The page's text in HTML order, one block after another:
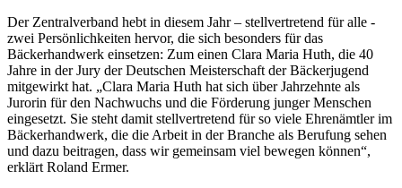
Der Zentralverband hebt in diesem Jahr – stellvertretend für alle -
zwei Persönlichkeiten hervor, die sich besonders für das
Bäckerhandwerk einsetzen: Zum einen Clara Maria Huth, die 40
Jahre in der Jury der Deutschen Meisterschaft der Bäckerjugend
mitgewirkt hat. „Clara Maria Huth hat sich über Jahrzehnte als
Jurorin für den Nachwuchs und die Förderung junger Menschen
eingesetzt. Sie steht damit stellvertretend für so viele Ehrenämtler im
Bäckerhandwerk, die die Arbeit in der Branche als Berufung sehen
und dazu beitragen, dass wir gemeinsam viel bewegen können“,
erklärt Roland Ermer.